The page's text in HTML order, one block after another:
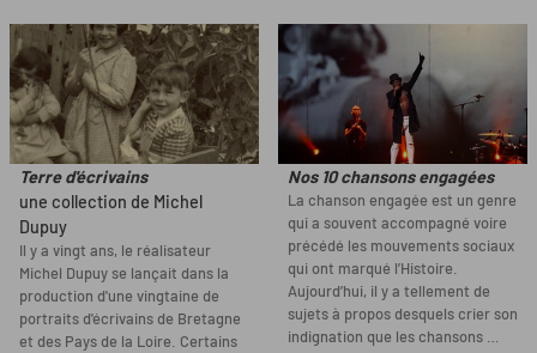
Terre d'écrivains
une collection de Michel
Dupuy
Il y a vingt ans, le réalisateur
Michel Dupuy se lançait dans la
production d'une vingtaine de
portraits d'écrivains de Bretagne
et des Pays de la Loire. Certains
Nos 10 chansons engagées
La chanson engagée est un genre
qui a souvent accompagné voire
précédé les mouvements sociaux
qui ont marqué l’Histoire.
Aujourd’hui, il y a tellement de
sujets à propos desquels crier son
indignation que les chansons …